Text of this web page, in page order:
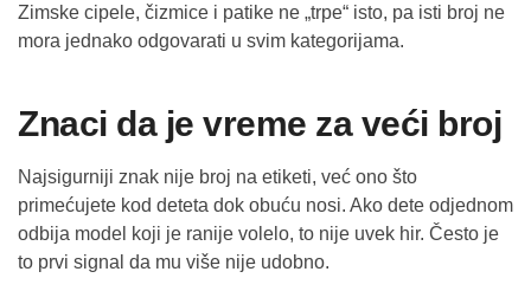
Zimske cipele, čizmice i patike ne „trpe“ isto, pa isti broj ne
mora jednako odgovarati u svim kategorijama.
Znaci da je vreme za veći broj
Najsigurniji znak nije broj na etiketi, već ono što
primećujete kod deteta dok obuću nosi. Ako dete odjednom
odbija model koji je ranije volelo, to nije uvek hir. Često je
to prvi signal da mu više nije udobno.